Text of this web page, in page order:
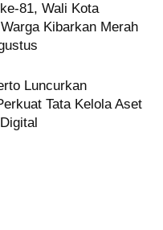
81, Wali Kota
Kibarkan Merah
Luncurkan
Tata Kelola Aset